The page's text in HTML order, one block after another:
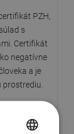
PZH,
s
Certifikát
negatívne
a je